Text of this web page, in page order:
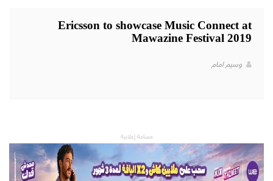
Ericsson to showcase Music Connect at
Mawazine Festival 2019
وسيم امام
مساحة إعلانية